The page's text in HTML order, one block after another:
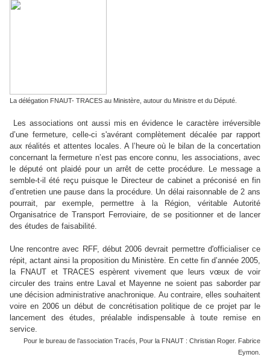
La délégation FNAUT- TRACES au Ministère, autour du Ministre et du Député.
Les associations ont aussi mis en évidence le caractère irréversible
d’une fermeture, celle-ci s'avérant complètement décalée par rapport
aux réalités et attentes locales. A l’heure où le bilan de la concertation
concernant la fermeture n’est pas encore connu, les associations, avec
le député ont plaidé pour un arrêt de cette procédure. Le message a
semble-t-il été reçu puisque le Directeur de cabinet a préconisé en fin
d’entretien une pause dans la procédure. Un délai raisonnable de 2 ans
pourrait, par exemple, permettre à la Région, véritable Autorité
Organisatrice de Transport Ferroviaire, de se positionner et de lancer
des études de faisabilité.
Une rencontre avec RFF, début 2006 devrait permettre d'officialiser ce
répit, actant ainsi la proposition du Ministère. En cette fin d’année 2005,
la FNAUT et TRACES espèrent vivement que leurs vœux de voir
circuler des trains entre Laval et Mayenne ne soient pas saborder par
une décision administrative anachronique. Au contraire, elles souhaitent
voire en 2006 un début de concrétisation politique de ce projet par le
lancement des études, préalable indispensable à toute remise en
service.
Pour le bureau de l’association Tracés, Pour la FNAUT : Christian Roger. Fabrice
Eymon.